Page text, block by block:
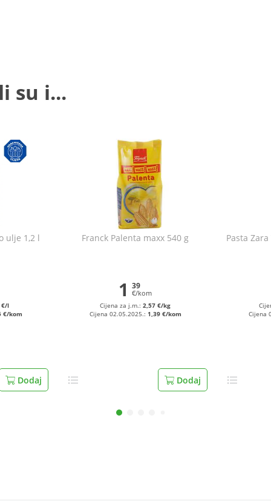
su i...
ulje 1,2 l
€/l
€/kom
Dodaj
Franck Palenta maxx 540 g
1 39
€/kom
Cijena za j.m.:2,57 €/kg
Cijena 02.05.2025.: 1,39 €/kom
Dodaj
Pasta
Cijena